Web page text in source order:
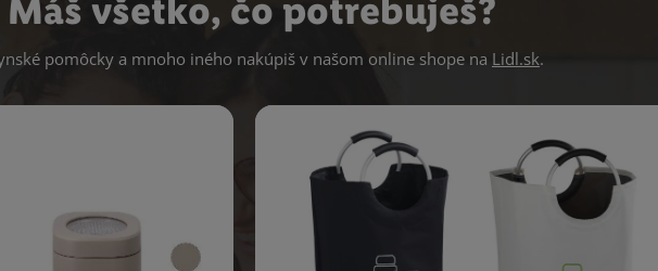
Máš všetko, čo potrebuješ?
pomôcky a mnoho iného nakúpiš v našom online shope na Lidl.sk.